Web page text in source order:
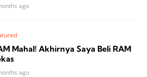
ago
Mahal! Akhirnya Saya Beli RAM
ago